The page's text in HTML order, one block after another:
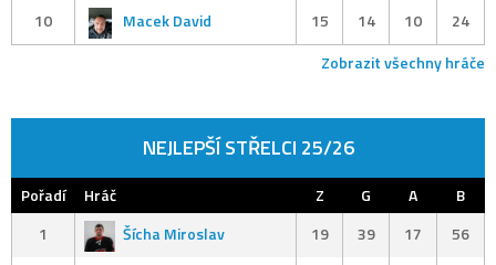
10
Macek David 15 14 10
24
Zobrazit všechny hráče
NEJLEPŠÍ STŘELCI 25/26
Pořadí Hráč Z G A
B
1
Šícha Miroslav 19 39 17
56